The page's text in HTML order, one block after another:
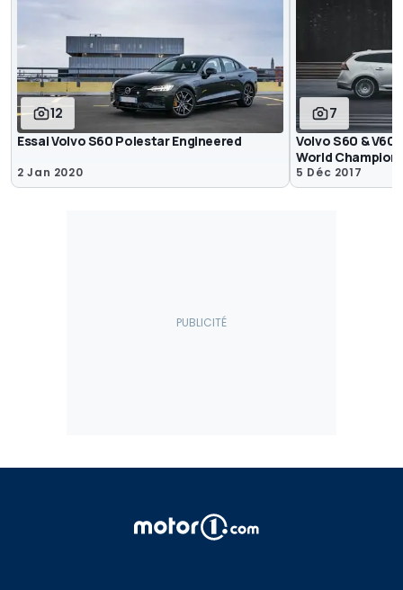
12
Essai Volvo S60 Polestar Engineered
2 Jan 2020
7
Volvo S60 &
World Champion
5 Déc 2017